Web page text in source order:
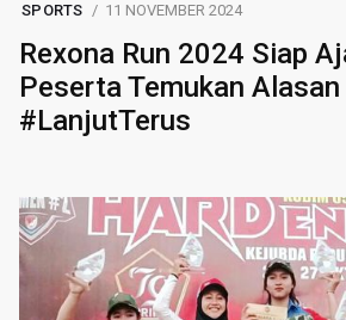
SPORTS 11 NOVEMBER 2024
Rexona Run 2024 Siap
Peserta Temukan
#LanjutTerus